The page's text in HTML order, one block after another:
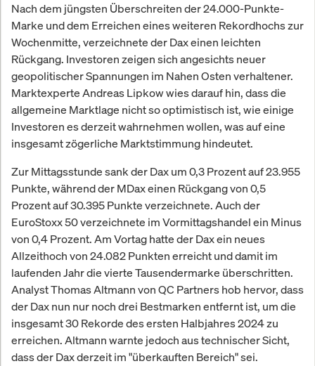
Nach dem jüngsten Überschreiten der 24.000-Punkte-
Marke und dem Erreichen eines weiteren Rekordhochs zur
Wochenmitte, verzeichnete der Dax einen leichten
Rückgang. Investoren zeigen sich angesichts neuer
geopolitischer Spannungen im Nahen Osten verhaltener.
Marktexperte Andreas Lipkow wies darauf hin, dass die
allgemeine Marktlage nicht so optimistisch ist, wie einige
Investoren es derzeit wahrnehmen wollen, was auf eine
insgesamt zögerliche Marktstimmung hindeutet.
Zur Mittagsstunde sank der Dax um 0,3 Prozent auf 23.955
Punkte, während der MDax einen Rückgang von 0,5
Prozent auf 30.395 Punkte verzeichnete. Auch der
EuroStoxx 50 verzeichnete im Vormittagshandel ein Minus
von 0,4 Prozent. Am Vortag hatte der Dax ein neues
Allzeithoch von 24.082 Punkten erreicht und damit im
laufenden Jahr die vierte Tausendermarke überschritten.
Analyst Thomas Altmann von QC Partners hob hervor, dass
der Dax nun nur noch drei Bestmarken entfernt ist, um die
insgesamt 30 Rekorde des ersten Halbjahres 2024 zu
erreichen. Altmann warnte jedoch aus technischer Sicht,
dass der Dax derzeit im "überkauften Bereich" sei.